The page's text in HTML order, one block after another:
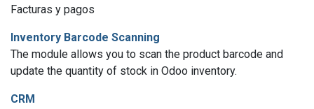
Facturas y pagos
Inventory Barcode Scanning
The module allows you to scan the product barcode and
update the quantity of stock in Odoo inventory.
CRM